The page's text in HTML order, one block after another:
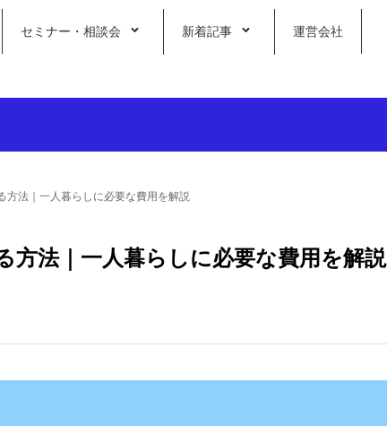
セミナー・相談会 新着記事 運営会社
方法｜一人暮らしに必要な費用を解説
方法｜一人暮らしに必要な費用を解説